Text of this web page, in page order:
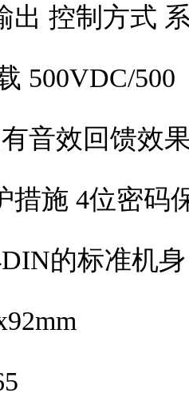
出 控制方式
500VDC/500
音效回馈效
措施 4位密码
的标准机身